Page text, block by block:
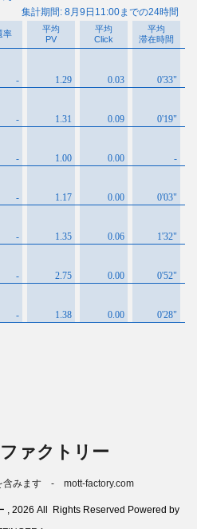
ァクトリー
含みます - mott-factory.com
, 2026 All Rights Reserved Powered by